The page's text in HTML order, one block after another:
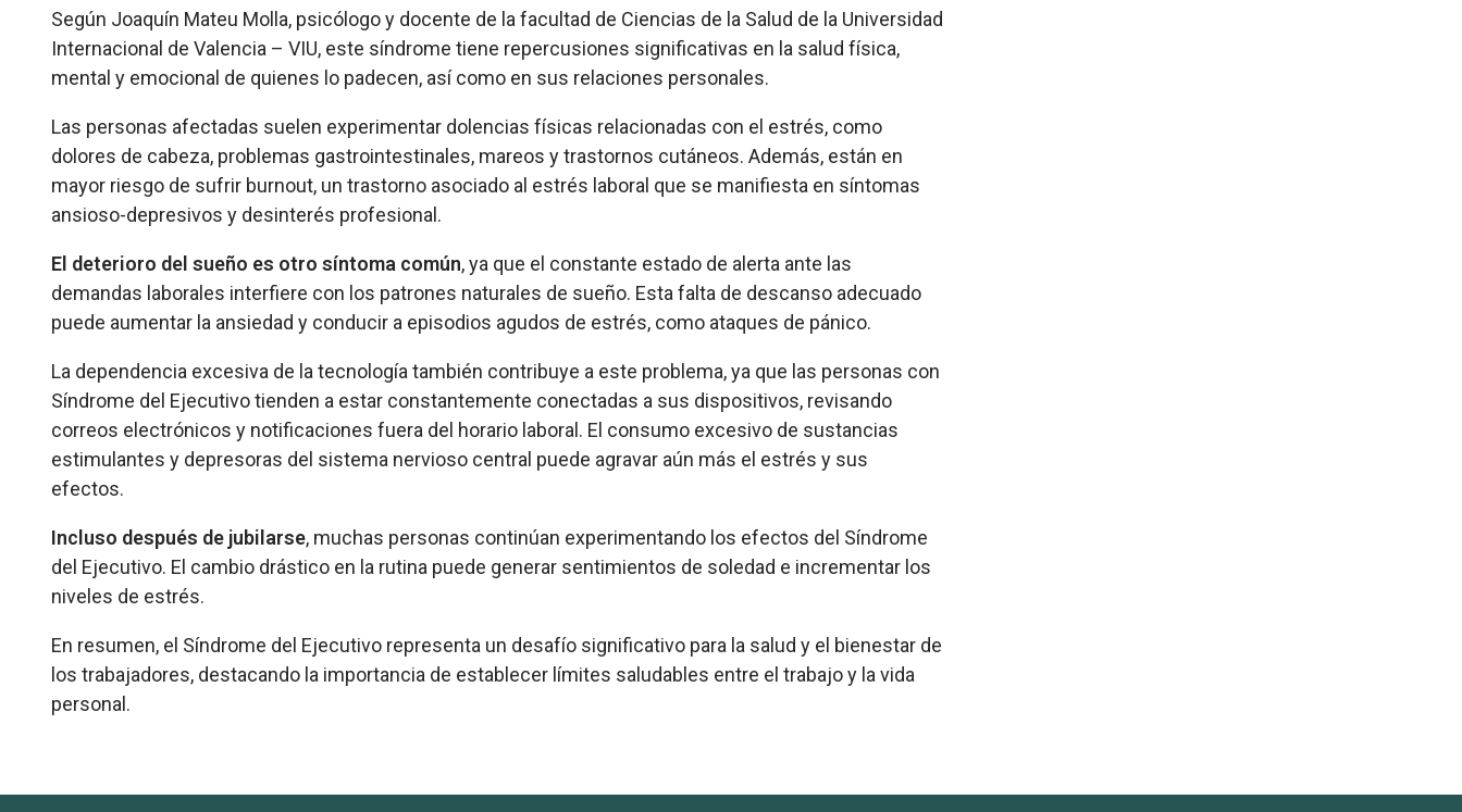
Según Joaquín Mateu Molla, psicólogo y docente de la facultad de Ciencias de la Salud de la Universidad
Internacional de Valencia – VIU, este síndrome tiene repercusiones significativas en la salud física,
mental y emocional de quienes lo padecen, así como en sus relaciones personales.
Las personas afectadas suelen experimentar dolencias físicas relacionadas con el estrés, como
dolores de cabeza, problemas gastrointestinales, mareos y trastornos cutáneos. Además, están en
mayor riesgo de sufrir burnout, un trastorno asociado al estrés laboral que se manifiesta en síntomas
ansioso-depresivos y desinterés profesional.
El deterioro del sueño es otro síntoma común, ya que el constante estado de alerta ante las
demandas laborales interfiere con los patrones naturales de sueño. Esta falta de descanso adecuado
puede aumentar la ansiedad y conducir a episodios agudos de estrés, como ataques de pánico.
La dependencia excesiva de la tecnología también contribuye a este problema, ya que las personas con
Síndrome del Ejecutivo tienden a estar constantemente conectadas a sus dispositivos, revisando
correos electrónicos y notificaciones fuera del horario laboral. El consumo excesivo de sustancias
estimulantes y depresoras del sistema nervioso central puede agravar aún más el estrés y sus
efectos.
Incluso después de jubilarse, muchas personas continúan experimentando los efectos del Síndrome
del Ejecutivo. El cambio drástico en la rutina puede generar sentimientos de soledad e incrementar los
niveles de estrés.
En resumen, el Síndrome del Ejecutivo representa un desafío significativo para la salud y el bienestar de
los trabajadores, destacando la importancia de establecer límites saludables entre el trabajo y la vida
personal.